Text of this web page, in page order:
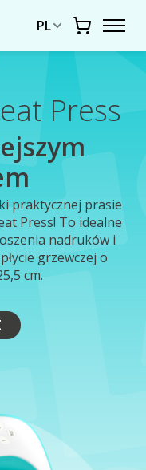
PL Koszyk
Press
praktycznej prasie
Press! To idealne
nadruków i
grzewczej o
cm.